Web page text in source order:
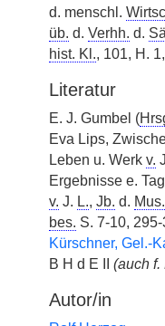
d. menschl.
üb. d. Verhh. d.
hist. Kl., 101, H.
Literatur
E. J. Gumbel (
Eva Lips,
Leben u. Werk v.
Ergebnisse e.
v. J. L., Jb. d. Mus.
bes. S. 7-10, 295-
Kürschner, Gel.-
B H d E II (auch f.
Autor/in